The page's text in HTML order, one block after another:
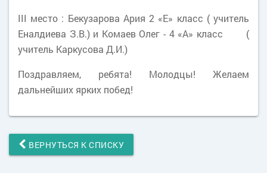
III место : Бекузарова Ария 2 «Е» класс ( учитель
Еналдиева З.В.) и Комаев Олег - 4 «А» класс (
учитель Каркусова Д.И.)
Поздравляем, ребята! Молодцы! Желаем
дальнейших ярких побед!
ВЕРНУТЬСЯ К СПИСКУ